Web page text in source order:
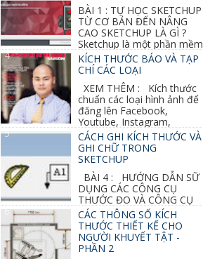
BÀI 1 : TỰ HỌC SKETCHUP
TỪ CƠ BẢN ĐẾN NÂNG
CAO SKETCHUP LÀ GÌ ?
Sketchup là một phần mềm
vẽ 3d của Google, nó khá dễ sữ...
KÍCH THƯỚC BÁO VÀ TẠP
CHÍ CÁC LOẠI
XEM THÊM : Kích thước
chuẩn các loại hình ảnh để
đăng lên Facebook,
Youtube, Instagram,
Linkedin, Pinterest...CÁCH GHI KÍCH THƯỚC VÀ
GHI CHỮ TRONG
SKETCHUP
BÀI 4 : HƯỚNG DẪN SỮ
DỤNG CÁC CÔNG CỤ
THƯỚC ĐO VÀ CÔNG CỤ
GHI CHỮ 2D, 3D TRONG SKETCHUP Ở bài
học trước ta đã...
CÁC THÔNG SỐ KÍCH
THƯỚC THIẾT KẾ CHO
NGƯỜI KHUYẾT TẬT -
PHẦN 2